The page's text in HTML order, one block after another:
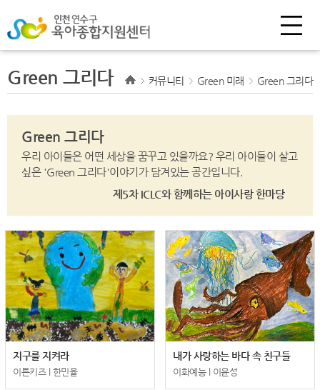
Green 그리다 커뮤니티 Green 미래 Green 그리다
Green 그리다
우리 아이들은 어떤 세상을 꿈꾸고 있을까요? 우리 아이들이 살고
싶은 'Green 그리다'이야기가 담겨있는 공간입니다.
제5차 ICLC와 함께하는 아이사랑 한마당
지구를 지켜라
이튼키즈 l 한민율
내가 사랑하는 바다 속 친구들
이화예능 l 이윤성